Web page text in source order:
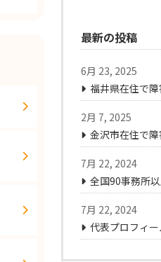
最新の投稿
6月 23, 2025
福井県在住で
2月 7, 2025
金沢市在住で
7月 22, 2024
全国90事務所
7月 22, 2024
代表プロフィ